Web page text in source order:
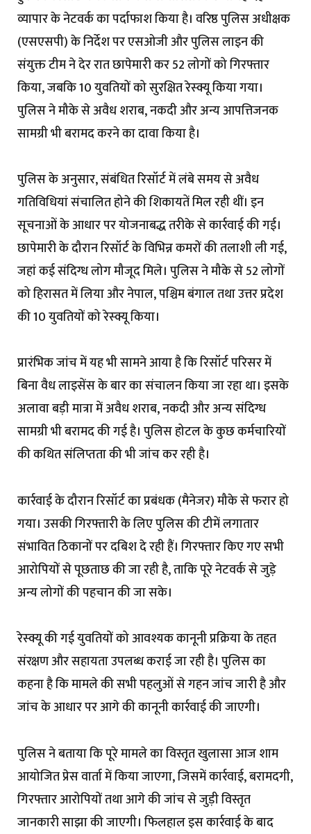
व्यापार के नेटवर्क का पर्दाफाश किया है। वरिष्ठ पुलिस अधीक्षक
(एसएसपी) के निर्देश पर एसओजी और पुलिस लाइन की
संयुक्त टीम ने देर रात छापेमारी कर 52 लोगों को गिरफ्तार
किया, जबकि 10 युवतियों को सुरक्षित रेस्क्यू किया गया।
पुलिस ने मौके से अवैध शराब, नकदी और अन्य आपत्तिजनक
सामग्री भी बरामद करने का दावा किया है।
पुलिस के अनुसार, संबंधित रिसॉर्ट में लंबे समय से अवैध
गतिविधियां संचालित होने की शिकायतें मिल रही थीं। इन
सूचनाओं के आधार पर योजनाबद्ध तरीके से कार्रवाई की गई।
छापेमारी के दौरान रिसॉर्ट के विभिन्न कमरों की तलाशी ली गई,
जहां कई संदिग्ध लोग मौजूद मिले। पुलिस ने मौके से 52 लोगों
को हिरासत में लिया और नेपाल, पश्चिम बंगाल तथा उत्तर प्रदेश
की 10 युवतियों को रेस्क्यू किया।
प्रारंभिक जांच में यह भी सामने आया है कि रिसॉर्ट परिसर में
बिना वैध लाइसेंस के बार का संचालन किया जा रहा था। इसके
अलावा बड़ी मात्रा में अवैध शराब, नकदी और अन्य संदिग्ध
सामग्री भी बरामद की गई है। पुलिस होटल के कुछ कर्मचारियों
की कथित संलिप्तता की भी जांच कर रही है।
कार्रवाई के दौरान रिसॉर्ट का प्रबंधक (मैनेजर) मौके से फरार हो
गया। उसकी गिरफ्तारी के लिए पुलिस की टीमें लगातार
संभावित ठिकानों पर दबिश दे रही हैं। गिरफ्तार किए गए सभी
आरोपियों से पूछताछ की जा रही है, ताकि पूरे नेटवर्क से जुड़े
अन्य लोगों की पहचान की जा सके।
रेस्क्यू की गई युवतियों को आवश्यक कानूनी प्रक्रिया के तहत
संरक्षण और सहायता उपलब्ध कराई जा रही है। पुलिस का
कहना है कि मामले की सभी पहलुओं से गहन जांच जारी है और
जांच के आधार पर आगे की कानूनी कार्रवाई की जाएगी।
पुलिस ने बताया कि पूरे मामले का विस्तृत खुलासा आज शाम
आयोजित प्रेस वार्ता में किया जाएगा, जिसमें कार्रवाई, बरामदगी,
गिरफ्तार आरोपियों तथा आगे की जांच से जुड़ी विस्तृत
जानकारी साझा की जाएगी। फिलहाल इस कार्रवाई के बाद